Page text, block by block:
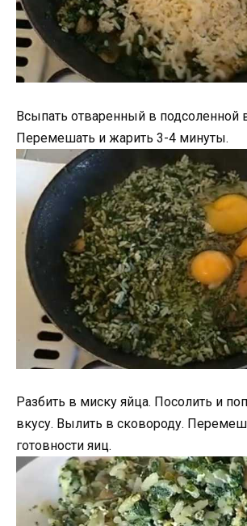
Всыпать отваренный в подсоленной
Перемешать и жарить 3-4 минуты.
Разбить в миску яйца. Посолить и
вкусу. Вылить в сковороду.
готовности яиц.